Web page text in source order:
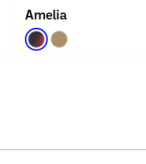
Amelia